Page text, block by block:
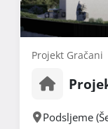
Projekt Gračani
Podsljeme